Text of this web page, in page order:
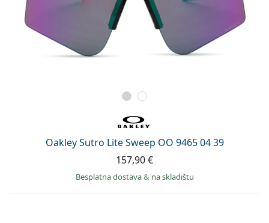
Oakley Sutro Lite Sweep OO 9465 04 39
157,90 €
Besplatna dostava& na skladištu